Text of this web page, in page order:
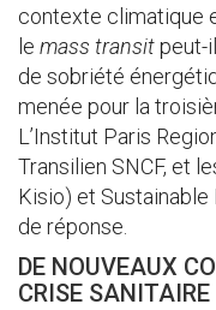
contexte climatique
le mass transitpeut-
de sobriété
menée pour la
L’Institut Paris
Transilien SNCF, et
Kisio) et
de réponse.
DE NOUVEAUX
CRISE SANITAIRE